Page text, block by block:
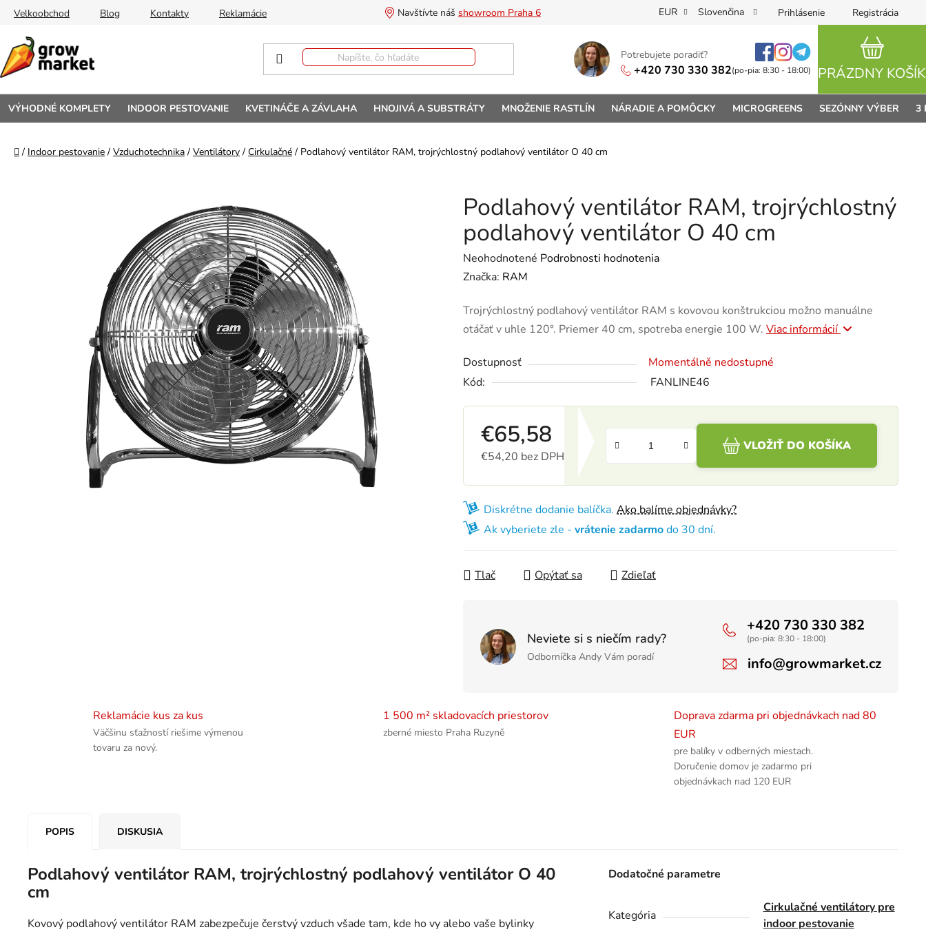
Prejsť na obsah
Velkoobchod Blog Kontakty Reklamácie Navštívte náš showroom Praha 6 EUR Slovenčina Prihlásenie Registrácia
Potrebujete poradiť?
+420 730 330 382(po-pia: 8:30 - 18:00) PRÁZDNY KOŠÍK
VÝHODNÉ KOMPLETY INDOOR PESTOVANIE KVETINÁČE A ZÁVLAHA HNOJIVÁ A SUBSTRÁTY MNOŽENIE RASTLÍN NÁRADIE A POMÔCKY MICROGREENS SEZÓNNY VÝBER 3
Domov
/ Indoor pestovanie / Vzduchotechnika / Ventilátory / Cirkulačné / Podlahový ventilátor RAM, trojrýchlostný podlahový ventilátor O 40 cm
Podlahový ventilátor RAM, trojrýchlostný
podlahový ventilátor O 40 cm
Priemerné hodnotenie produktu je 0,0 z 5 hviezdičiek.
Neohodnotené Podrobnosti hodnotenia
Značka: RAM
Trojrýchlostný podlahový ventilátor RAM s kovovou konštrukciou možno manuálne
otáčať v uhle 120°. Priemer 40 cm, spotreba energie 100 W. Viac informácií
Dostupnosť
Momentálně nedostupné
Kód:
FANLINE46
€65,58
€54,20 bez DPH
VLOŽIŤ DO KOŠÍKA
Diskrétne dodanie balíčka. Ako balíme objednávky?
Ak vyberiete zle - vrátenie zadarmodo 30 dní.
Tlač Opýtať sa Zdieľať
Neviete si s niečím rady?
Odborníčka Andy Vám poradí
+420 730 330 382
(po-pia: 8:30 - 18:00)
info@growmarket.cz
Reklamácie kus za kus
Väčšinu sťažností riešime výmenou
tovaru za nový.
1 500 m² skladovacích priestorov
zberné miesto Praha Ruzyně
Doprava zdarma pri objednávkach nad 80
EUR
pre balíky v odberných miestach.
Doručenie domov je zadarmo pri
objednávkach nad 120 EUR
POPIS DISKUSIA
Podlahový ventilátor RAM, trojrýchlostný podlahový ventilátor O 40
cm
Kovový podlahový ventilátor RAM zabezpečuje čerstvý vzduch všade tam, kde ho vy alebo vaše bylinky
Dodatočné parametre
Kategória
Cirkulačné ventilátory pre
indoor pestovanie